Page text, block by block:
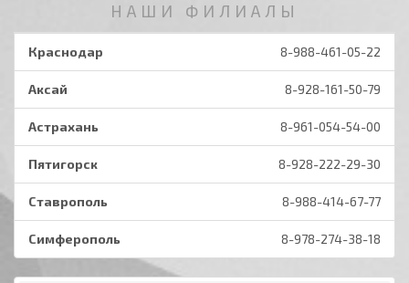
НАШИ ФИЛИАЛЫ
Краснодар 8-988-461-05-22
Аксай 8-928-161-50-79
Астрахань 8-961-054-54-00
Пятигорск 8-928-222-29-30
Ставрополь 8-988-414-67-77
Симферополь 8-978-274-38-18